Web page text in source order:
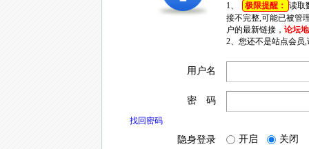
1、 极限提醒： 读取
接不完整,可能已被管
户的最新链接， 论坛
2、您还不是站点会员
用户名
密 码
找回密码
隐身登录 开启 关闭